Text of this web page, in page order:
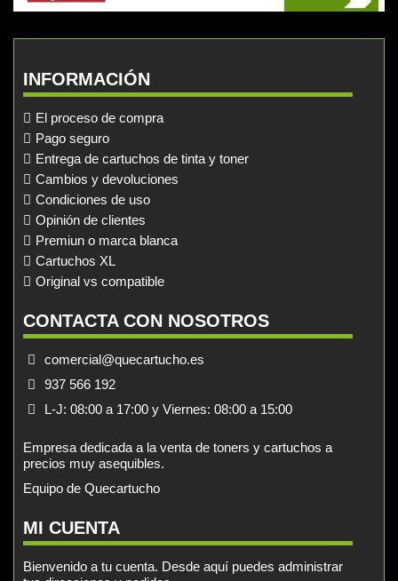
INFORMACIÓN
El proceso de compra
Pago seguro
Entrega de cartuchos de tinta y toner
Cambios y devoluciones
Condiciones de uso
Opinión de clientes
Premiun o marca blanca
Cartuchos XL
Original vs compatible
CONTACTA CON NOSOTROS
comercial@quecartucho.es
937 566 192
L-J: 08:00 a 17:00 y Viernes: 08:00 a 15:00
Empresa dedicada a la venta de toners y cartuchos a
precios muy asequibles.
Equipo de Quecartucho
MI CUENTA
Bienvenido a tu cuenta. Desde aquí puedes administrar